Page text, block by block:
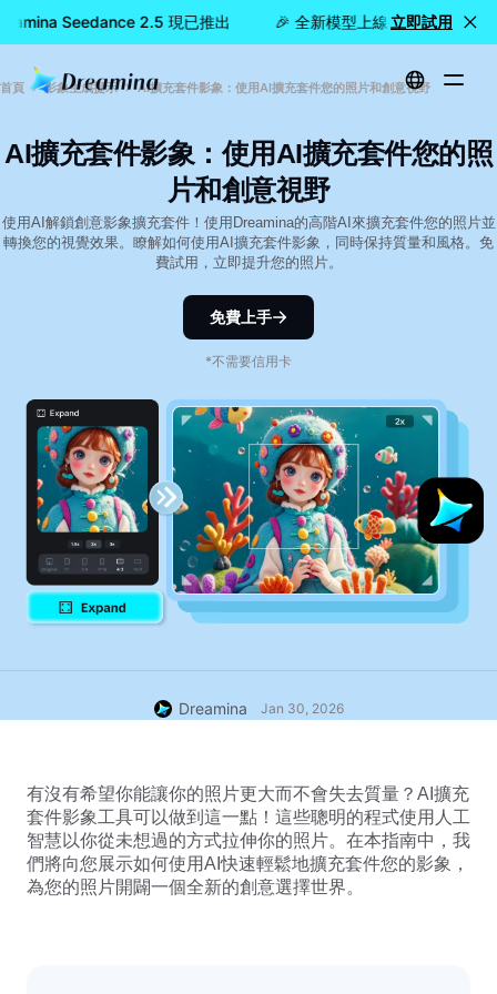
Seedance 2.5 現已推出 🎉 全新模型上線：Dreamina
立即試用
首頁 影象生成提示 AI擴充套件影象：使用AI擴充套件您的照片和創意視野
AI擴充套件影象：使用AI擴充套件您的照
片和創意視野
使用AI解鎖創意影象擴充套件！使用Dreamina的高階AI來擴充套件您的照片並
轉換您的視覺效果。瞭解如何使用AI擴充套件影象，同時保持質量和風格。免
費試用，立即提升您的照片。
免費上手
*不需要信用卡
Dreamina Jan 30, 2026
有沒有希望你能讓你的照片更大而不會失去質量？AI擴充
套件影象工具可以做到這一點！這些聰明的程式使用人工
智慧以你從未想過的方式拉伸你的照片。在本指南中，我
們將向您展示如何使用AI快速輕鬆地擴充套件您的影象，
為您的照片開闢一個全新的創意選擇世界。